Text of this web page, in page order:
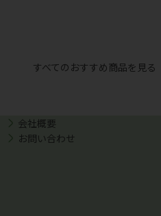
すべてのおすすめ商品を見る
会社概要
お問い合わせ